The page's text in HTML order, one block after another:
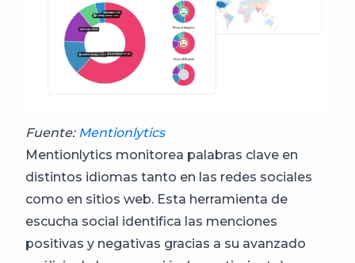
Fuente:Mentionlytics
Mentionlytics monitorea palabras clave en
distintos idiomas tanto en las redes sociales
como en sitios web. Esta herramienta de
escucha social identifica las menciones
positivas y negativas gracias a su avanzado